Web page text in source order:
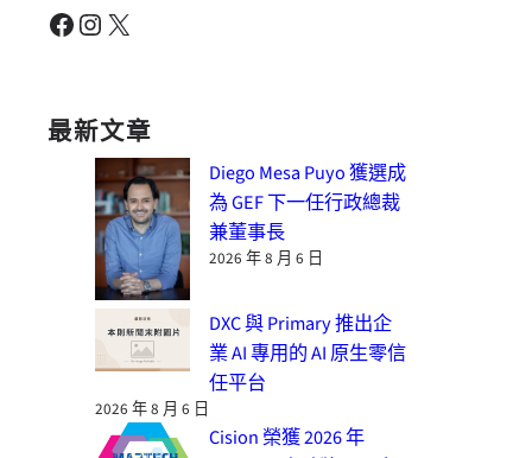
Facebook Instagram X
最新文章
Diego Mesa Puyo 獲選成
為 GEF 下一任行政總裁
兼董事長
2026 年 8 月 6 日
DXC 與 Primary 推出企
業 AI 專用的 AI 原生零信
任平台
2026 年 8 月 6 日
Cision 榮獲 2026 年